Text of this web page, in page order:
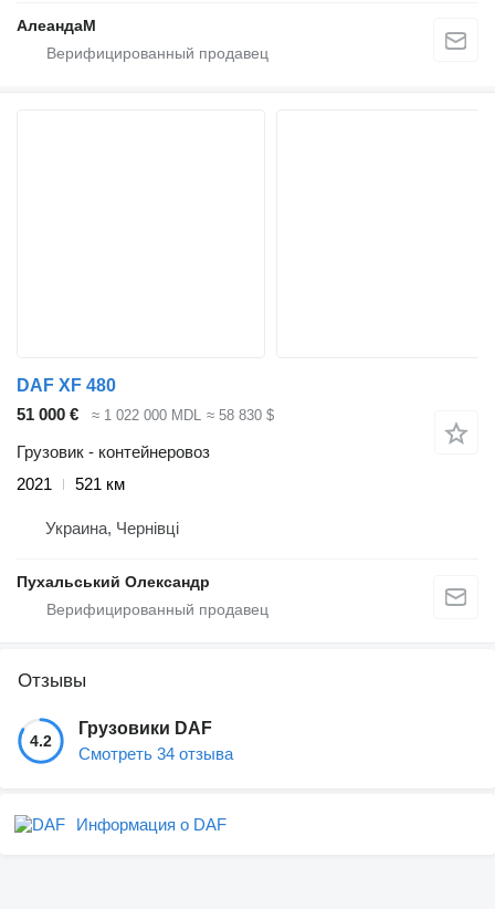
АлеандаМ
DAF XF 480
51 000 €
≈ 1 022 000 MDL ≈ 58 830 $
Грузовик - контейнеровоз
2021
521 км
Украина, Чернівці
Пухальський Олександр
Отзывы
4.2
Грузовики DAF
Смотреть 34 отзыва
Информация о DAF